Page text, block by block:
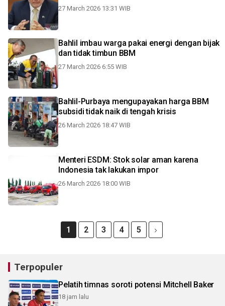
27 March 2026 13:31 WIB
Bahlil imbau warga pakai energi dengan bijak
dan tidak timbun BBM
27 March 2026 6:55 WIB
Bahlil-Purbaya mengupayakan harga BBM
subsidi tidak naik di tengah krisis
26 March 2026 18:47 WIB
Menteri ESDM: Stok solar aman karena
Indonesia tak lakukan impor
26 March 2026 18:00 WIB
1 2 3 4 5
Terpopuler
Pelatih timnas soroti potensi Mitchell Baker
18 jam lalu